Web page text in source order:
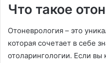
Что такое
Отоневрология – это
которая сочетает в себе
отоларингологии. Если вы